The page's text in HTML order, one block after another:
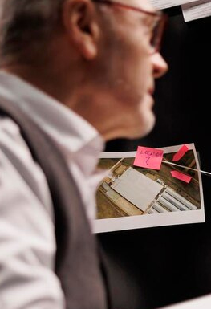
Υπαλλήλου
Πληροφοριών
Στοιχείων
– Συνεργατών
Απάτες
Συνδιαλέξεων
– Εύρεση Οφειλετών
Επικοινωνιών